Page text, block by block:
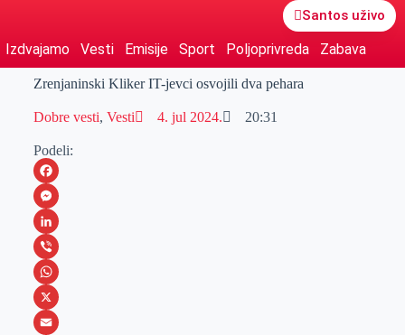
Santos uživo
Izdvajamo Vesti Emisije Sport Poljoprivreda Zabava
Zrenjaninski Kliker IT-jevci osvojili dva pehara
Dobre vesti, Vesti 4. jul 2024. 20:31
Podeli:
F
a
c
e
b
o
M
e
s
s
e
L
i
n
k
V
i
b
W
h
X